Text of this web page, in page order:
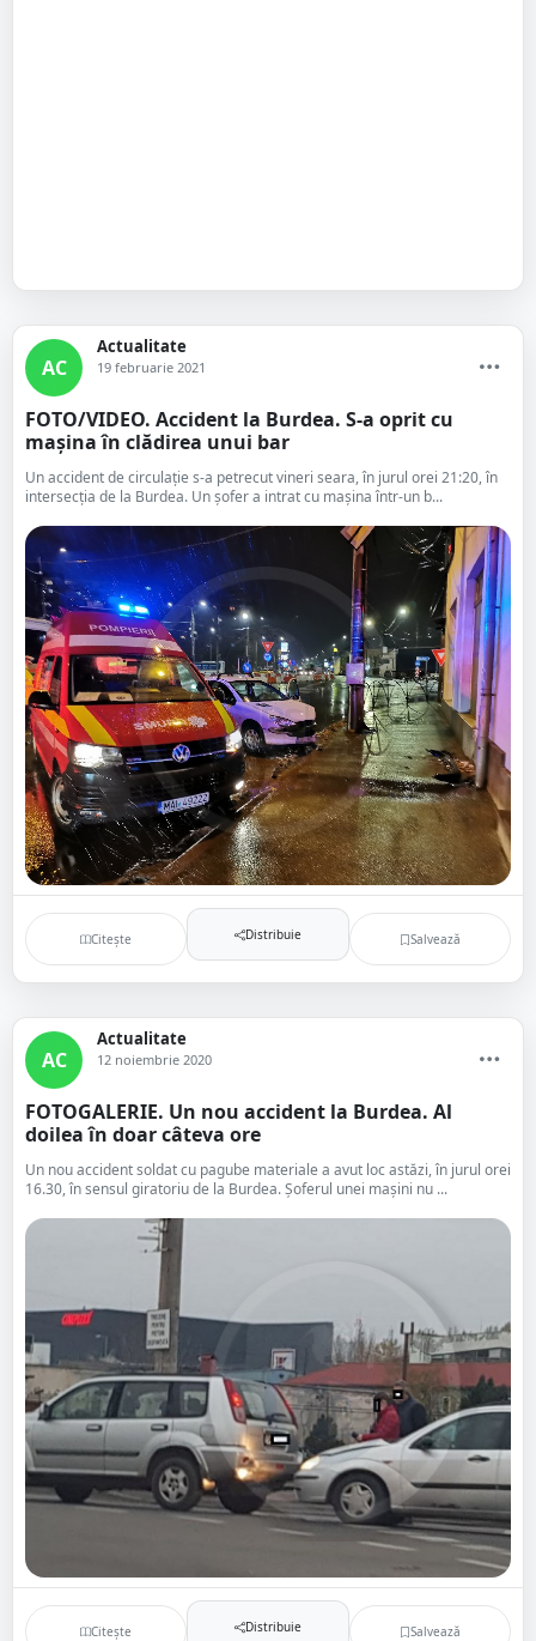
AC
Actualitate
19 februarie 2021
FOTO/VIDEO. Accident la Burdea. S-a oprit cu
mașina în clădirea unui bar
Un accident de circulație s-a petrecut vineri seara, în jurul orei 21:20, în
intersecția de la Burdea. Un șofer a intrat cu mașina într-un b...
Citește Distribuie Salvează
AC
Actualitate
12 noiembrie 2020
FOTOGALERIE. Un nou accident la Burdea. Al
doilea în doar câteva ore
Un nou accident soldat cu pagube materiale a avut loc astăzi, în jurul orei
16.30, în sensul giratoriu de la Burdea. Șoferul unei mașini nu ...
Citește Distribuie Salvează